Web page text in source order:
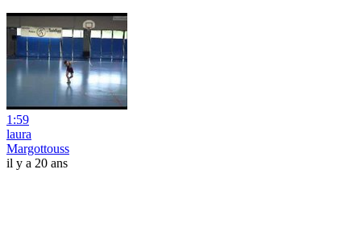
1:59
laura
Margottouss
il y a 20 ans